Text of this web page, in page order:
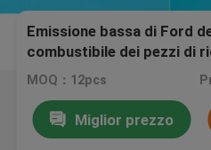
Emissione bassa di Ford
combustibile dei pezzi di
pressione di
MOQ：12pcs
Miglior prezzo